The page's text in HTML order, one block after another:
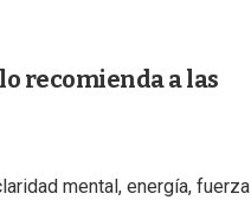
recomienda a las
mental, energía, fuerza